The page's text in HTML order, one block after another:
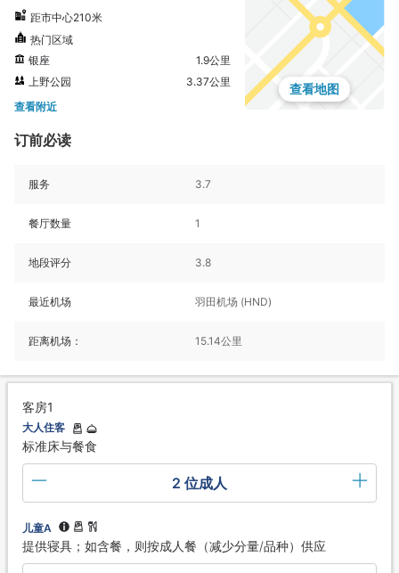
距市中心210米
热门区域
银座
1.9公里
上野公园
3.37公里
查看附近
查看地图
订前必读
服务 3.7
餐厅数量 1
地段评分 3.8
最近机场 羽田机场 (HND)
距离机场： 15.14公里
客房1
大人住客
标准床与餐食
2 位成人
儿童A
提供寝具；如含餐，则按成人餐（减少分量/品种）供应